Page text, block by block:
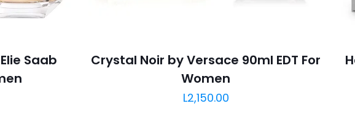
Saab
Crystal Noir by Versace 90ml EDT For
Women
L2,150.00